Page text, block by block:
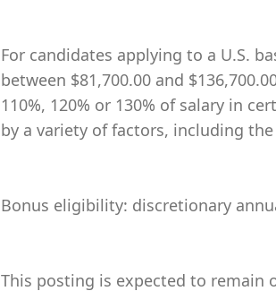
For candidates applying to a U.S.
between $81,700.00 and
110%, 120% or 130% of salary in
by a variety of factors, including
Bonus eligibility: discretionary
This posting is expected to remain